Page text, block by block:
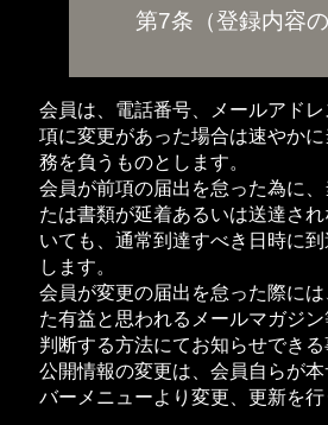
第7条（登録内容の
会員は、電話番号、メールアド
項に変更があった場合は速やか
務を負うものとします。
会員が前項の届出を怠った為に、
たは書類が延着あるいは送達さ
いても、通常到達すべき日時に
します。
会員が変更の届出を怠った際に
た有益と思われるメールマガジ
判断する方法にてお知らせできる
公開情報の変更は、会員自らが
バーメニューより変更、更新を行